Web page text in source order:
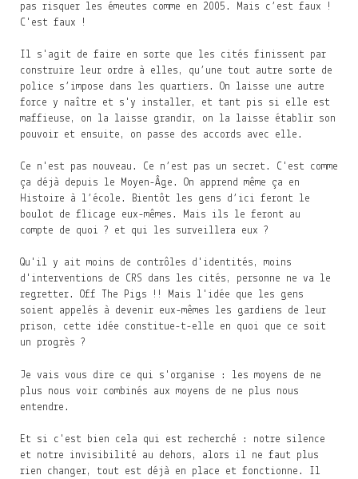
pas risquer les émeutes comme en 2005. Mais c’est faux !
C'est faux !
Il s'agit de faire en sorte que les cités finissent par
construire leur ordre à elles, qu’une tout autre sorte de
police s’impose dans les quartiers. On laisse une autre
force y naître et s'y installer, et tant pis si elle est
maffieuse, on la laisse grandir, on la laisse établir son
pouvoir et ensuite, on passe des accords avec elle.
Ce n'est pas nouveau. Ce n’est pas un secret. C'est comme
ça déjà depuis le Moyen-Âge. On apprend même ça en
Histoire à l’école. Bientôt les gens d’ici feront le
boulot de flicage eux-mêmes. Mais ils le feront au
compte de quoi ? et qui les surveillera eux ?
Qu'il y ait moins de contrôles d'identités, moins
d'interventions de CRS dans les cités, personne ne va le
regretter. Off The Pigs !! Mais l'idée que les gens
soient appelés à devenir eux-mêmes les gardiens de leur
prison, cette idée constitue-t-elle en quoi que ce soit
un progrès ?
Je vais vous dire ce qui s'organise : les moyens de ne
plus nous voir combinés aux moyens de ne plus nous
entendre.
Et si c'est bien cela qui est recherché : notre silence
et notre invisibilité au dehors, alors il ne faut plus
rien changer, tout est déjà en place et fonctionne. Il